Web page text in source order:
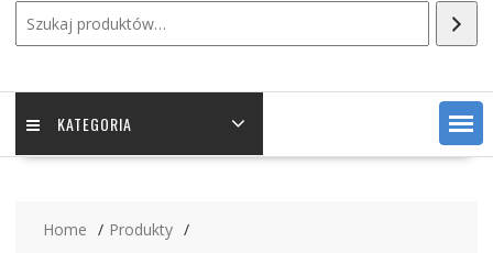
KATEGORIA
Home
Produkty